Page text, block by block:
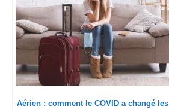
Aérien : comment le COVID a changé les